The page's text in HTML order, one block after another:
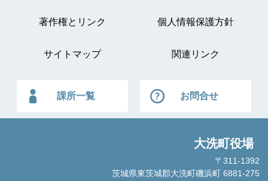
著作権とリンク 個人情報保護方針
サイトマップ 関連リンク
課所一覧 お問合せ
大洗町役場
〒311-1392
茨城県東茨城郡大洗町磯浜町 6881-275